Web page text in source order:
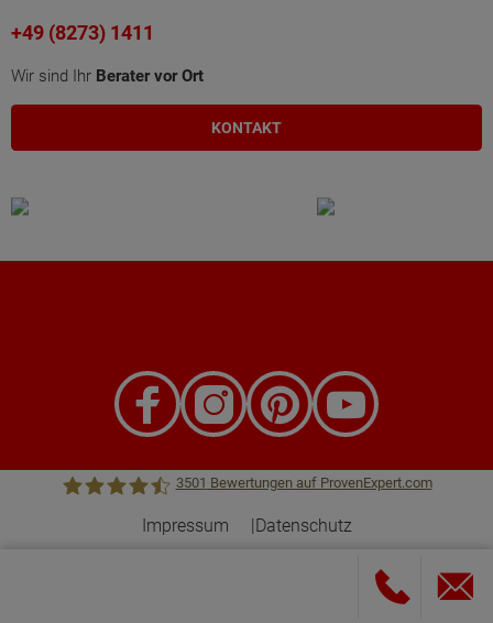
+49 (8273) 1411
Wir sind Ihr Berater vor Ort
KONTAKT
3501 Bewertungen auf ProvenExpert.com
Impressum Datenschutz